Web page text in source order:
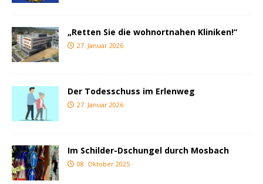
„Retten Sie die wohnortnahen Kliniken!“
27. Januar 2026
Der Todesschuss im Erlenweg
27. Januar 2026
Im Schilder-Dschungel durch Mosbach
08. Oktober 2025